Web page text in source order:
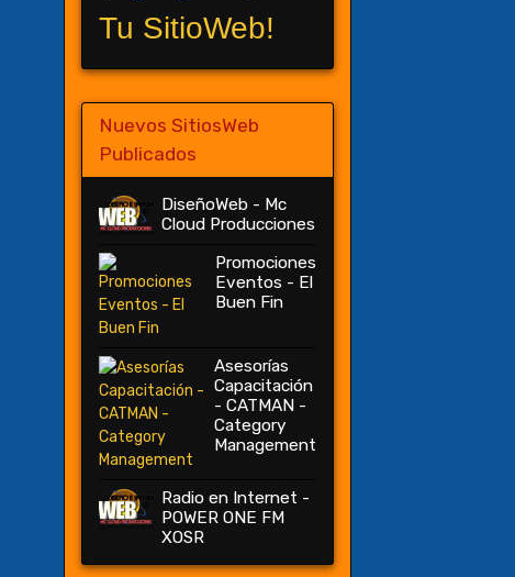
Tu SitioWeb!
Nuevos SitiosWeb
Publicados
DiseñoWeb - Mc
Cloud Producciones
Promociones
Eventos - El
Buen Fin
Asesorías
Capacitación
- CATMAN -
Category
Management
Radio en Internet -
POWER ONE FM
XOSR